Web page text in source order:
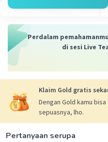
Perdalam
di sesi Live
Klaim Gold gratis
Dengan Gold kamu
sepuasnya, lho.
Pertanyaan serupa